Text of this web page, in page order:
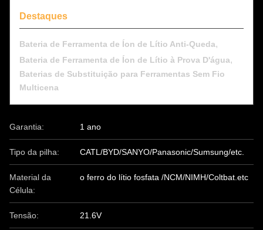
Destaques
Bateria de Ferramenta de Íon de Lítio Anti-Queda,
Bateria de Ferramenta de Íon de Lítio à Prova D'água,
Baterias de Substituição para Ferramentas Sem Fio
Multicena
Garantia: 1 ano
Tipo da pilha: CATL/BYD/SANYO/Panasonic/Sumsung/etc.
Material da
Célula:
o ferro do lítio fosfata /NCM/NIMH/Coltbat.etc
Tensão: 21.6V